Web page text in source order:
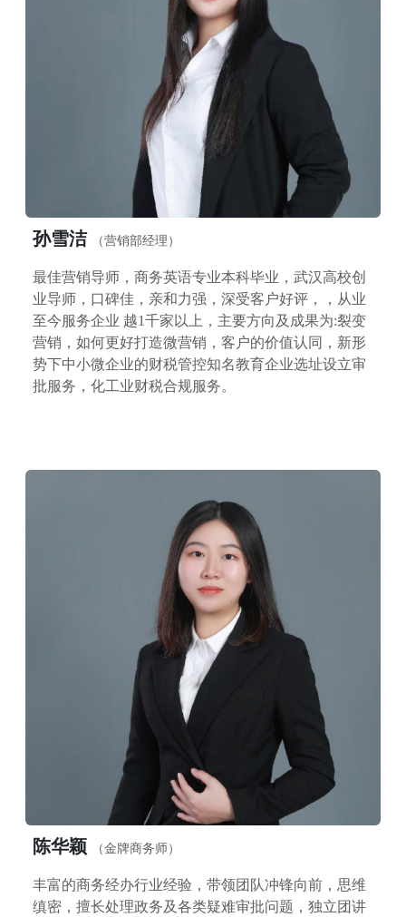
孙雪洁 （营销部经理）
最佳营销导师，商务英语专业本科毕业，武汉高校创
业导师，口碑佳，亲和力强，深受客户好评，，从业
至今服务企业 越1千家以上，主要方向及成果为:裂变
营销，如何更好打造微营销，客户的价值认同，新形
势下中小微企业的财税管控知名教育企业选址设立审
批服务，化工业财税合规服务。
陈华颖 （金牌商务师）
丰富的商务经办行业经验，带领团队冲锋向前，思维
缜密，擅长处理政务及各类疑难审批问题，独立团讲